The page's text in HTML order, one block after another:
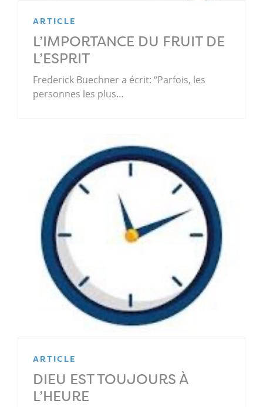
ARTICLE
L’IMPORTANCE DU FRUIT DE
L’ESPRIT
Frederick Buechner a écrit: “Parfois, les
personnes les plus…
ARTICLE
DIEU EST TOUJOURS À
L’HEURE